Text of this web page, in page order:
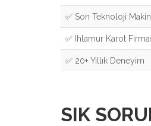
✅ Son Teknoloji
✅ Ihlamur Karot
✅ 20+ Yıllık Deneyim
SIK